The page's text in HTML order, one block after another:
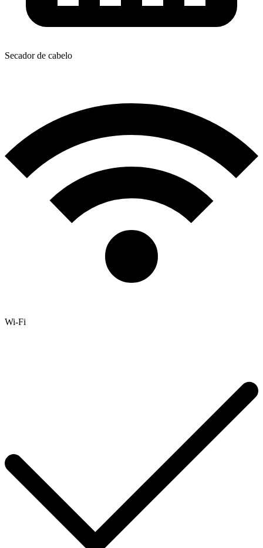
Secador de cabelo
Wi-Fi